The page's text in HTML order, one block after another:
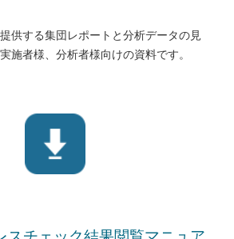
供する集団レポートと分析データの見
施者様、分析者様向けの資料です。